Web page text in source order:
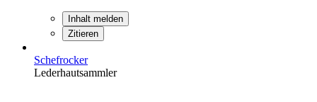
Inhalt melden
Zitieren
Schefrocker
Lederhautsammler